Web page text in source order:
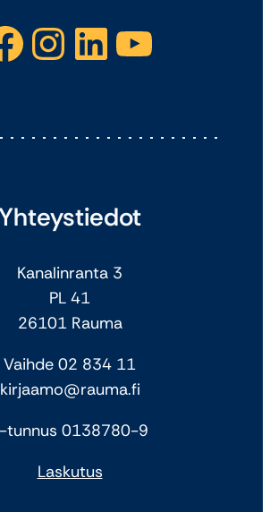
Facebook Instagram LinkedIn YouTube
Kanalinranta 3
PL 41
26101 Rauma
Vaihde 02 834 11
kirjaamo@rauma.fi
tunnus 0138780-9
Laskutus